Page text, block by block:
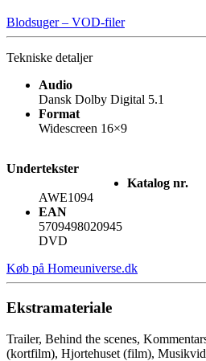
Blodsuger – VOD-filer
Tekniske detaljer
Audio
Dansk Dolby Digital 5.1
Format
Widescreen 16×9
Undertekster
Katalog nr.
AWE1094
EAN
5709498020945
DVD
Køb på Homeuniverse.dk
Ekstramateriale
Trailer, Behind the scenes,
(kortfilm), Hjortehuset (film),